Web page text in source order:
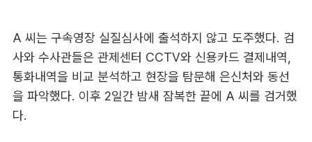
A 씨는 구속영장 실질심사에 출석하지 않고 도주했다. 검
사와 수사관들은 관제센터 CCTV와 신용카드 결제내역,
통화내역을 비교 분석하고 현장을 탐문해 은신처와 동선
을 파악했다. 이후 2일간 밤새 잠복한 끝에 A 씨를 검거했
다.